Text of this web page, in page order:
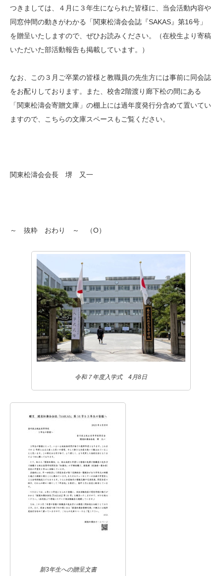
つきましては、４月に３年生になられた皆様に、当会活動内容や
同窓仲間の動きがわかる「関東松濤会会誌『SAKAS』第16号」
を贈呈いたしますので、ぜひお読みください。（在校生より寄稿
いただいた部活動報告も掲載しています。）
なお、この３月ご卒業の皆様と教職員の先生方には事前に同会誌
をお配りしております。また、校舎2階渡り廊下松の間にある
「関東松濤会寄贈文庫」の棚上には過年度発行分含めて置いてい
ますので、こちらの文庫スペースもご覧ください。
関東松濤会会長 堺 又一
～ 抜粋 おわり ～ （O）
令和７年度入学式 4月8日
新3年生への贈呈文書